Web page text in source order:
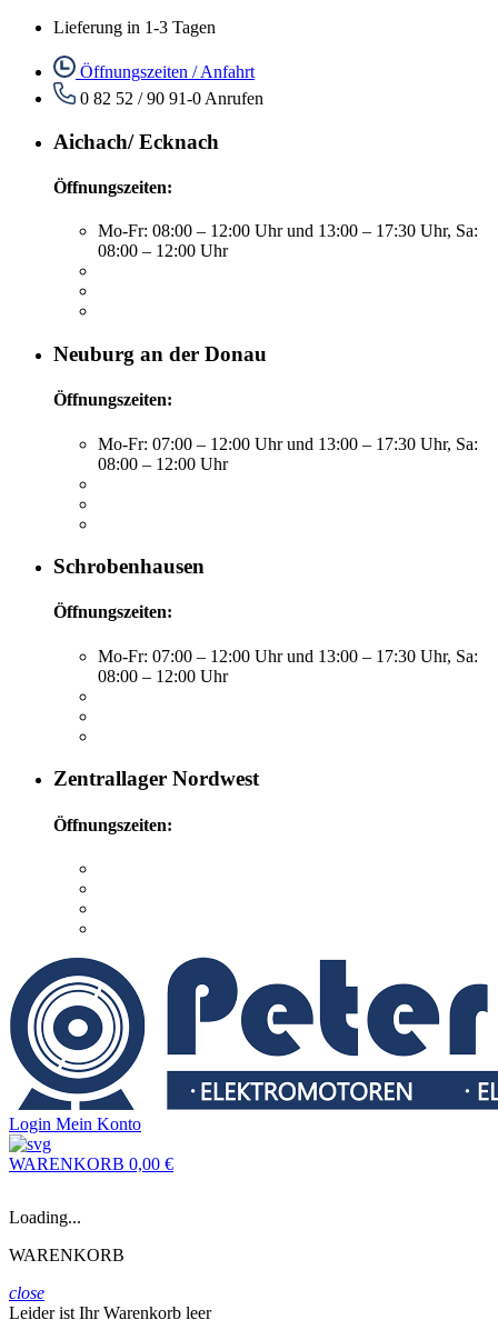
Lieferung in 1-3 Tagen
Öffnungszeiten / Anfahrt
0 82 52 / 90 91-0 Anrufen
Aichach/ Ecknach
Öffnungszeiten:
Mo-Fr: 08:00 – 12:00 Uhr und 13:00 – 17:30 Uhr, Sa:
08:00 – 12:00 Uhr
Neuburg an der Donau
Öffnungszeiten:
Mo-Fr: 07:00 – 12:00 Uhr und 13:00 – 17:30 Uhr, Sa:
08:00 – 12:00 Uhr
Schrobenhausen
Öffnungszeiten:
Mo-Fr: 07:00 – 12:00 Uhr und 13:00 – 17:30 Uhr, Sa:
08:00 – 12:00 Uhr
Zentrallager Nordwest
Öffnungszeiten:
Login Mein Konto
WARENKORB 0,00 €
Loading...
WARENKORB
close
Leider ist Ihr Warenkorb leer